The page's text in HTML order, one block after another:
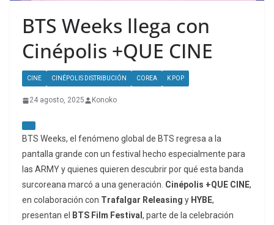
BTS Weeks llega con
Cinépolis +QUE CINE
CINE CINÉPOLIS DISTRIBUCIÓN COREA K POP
24 agosto, 2025 Konoko
BTS Weeks, el fenómeno global de BTS regresa a la
pantalla grande con un festival hecho especialmente para
las ARMY y quienes quieren descubrir por qué esta banda
surcoreana marcó a una generación. Cinépolis +QUE CINE,
en colaboración con Trafalgar Releasing y HYBE,
presentan el
BTS Film Festival , parte de la celebración